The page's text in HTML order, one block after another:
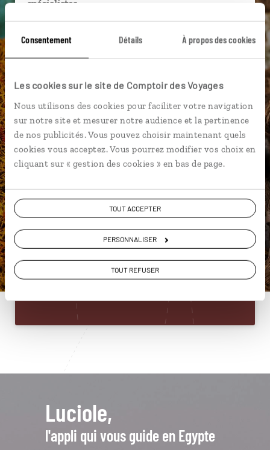
Consentement Détails À propos des cookies
Les cookies sur le site de Comptoir des Voyages
Nous utilisons des cookies pour faciliter votre navigation
sur notre site et mesurer notre audience et la pertinence
de nos publicités. Vous pouvez choisir maintenant quels
cookies vous acceptez. Vous pourrez modifier vos choix en
cliquant sur « gestion des cookies » en bas de page.
TOUT ACCEPTER
PERSONNALISER
TOUT REFUSER
spécialistes
près de vos envies et de la réalité du pays.
connectés en agence, mais aussi par email ou
Vous gardez le même interlocuteur avant,
pendant et après votre voyage.
DEMANDER UN DEVIS
ou
Construisez votre voyage avec un spécialiste Egypte
01 86 95 65 17
Luciole,
l'appli qui vous guide en Egypte